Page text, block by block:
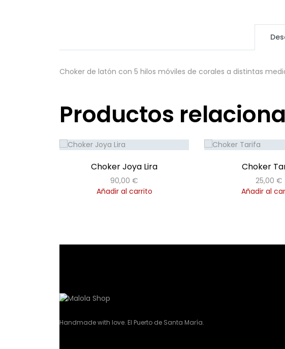
Choker de latón con 5 hilos móviles de corales a distintas
Productos
Choker Joya Lira
90,00 €
Añadir al carrito
Choker
25,00 €
Añadir al
Handmade with love. El Puerto de Santa María.